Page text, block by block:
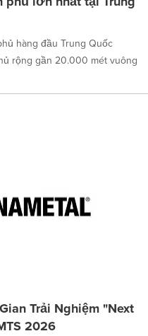
hàng đầu Trung Quốc
rộng gần 20.000 mét vuông
Trải Nghiệm "Next
2026